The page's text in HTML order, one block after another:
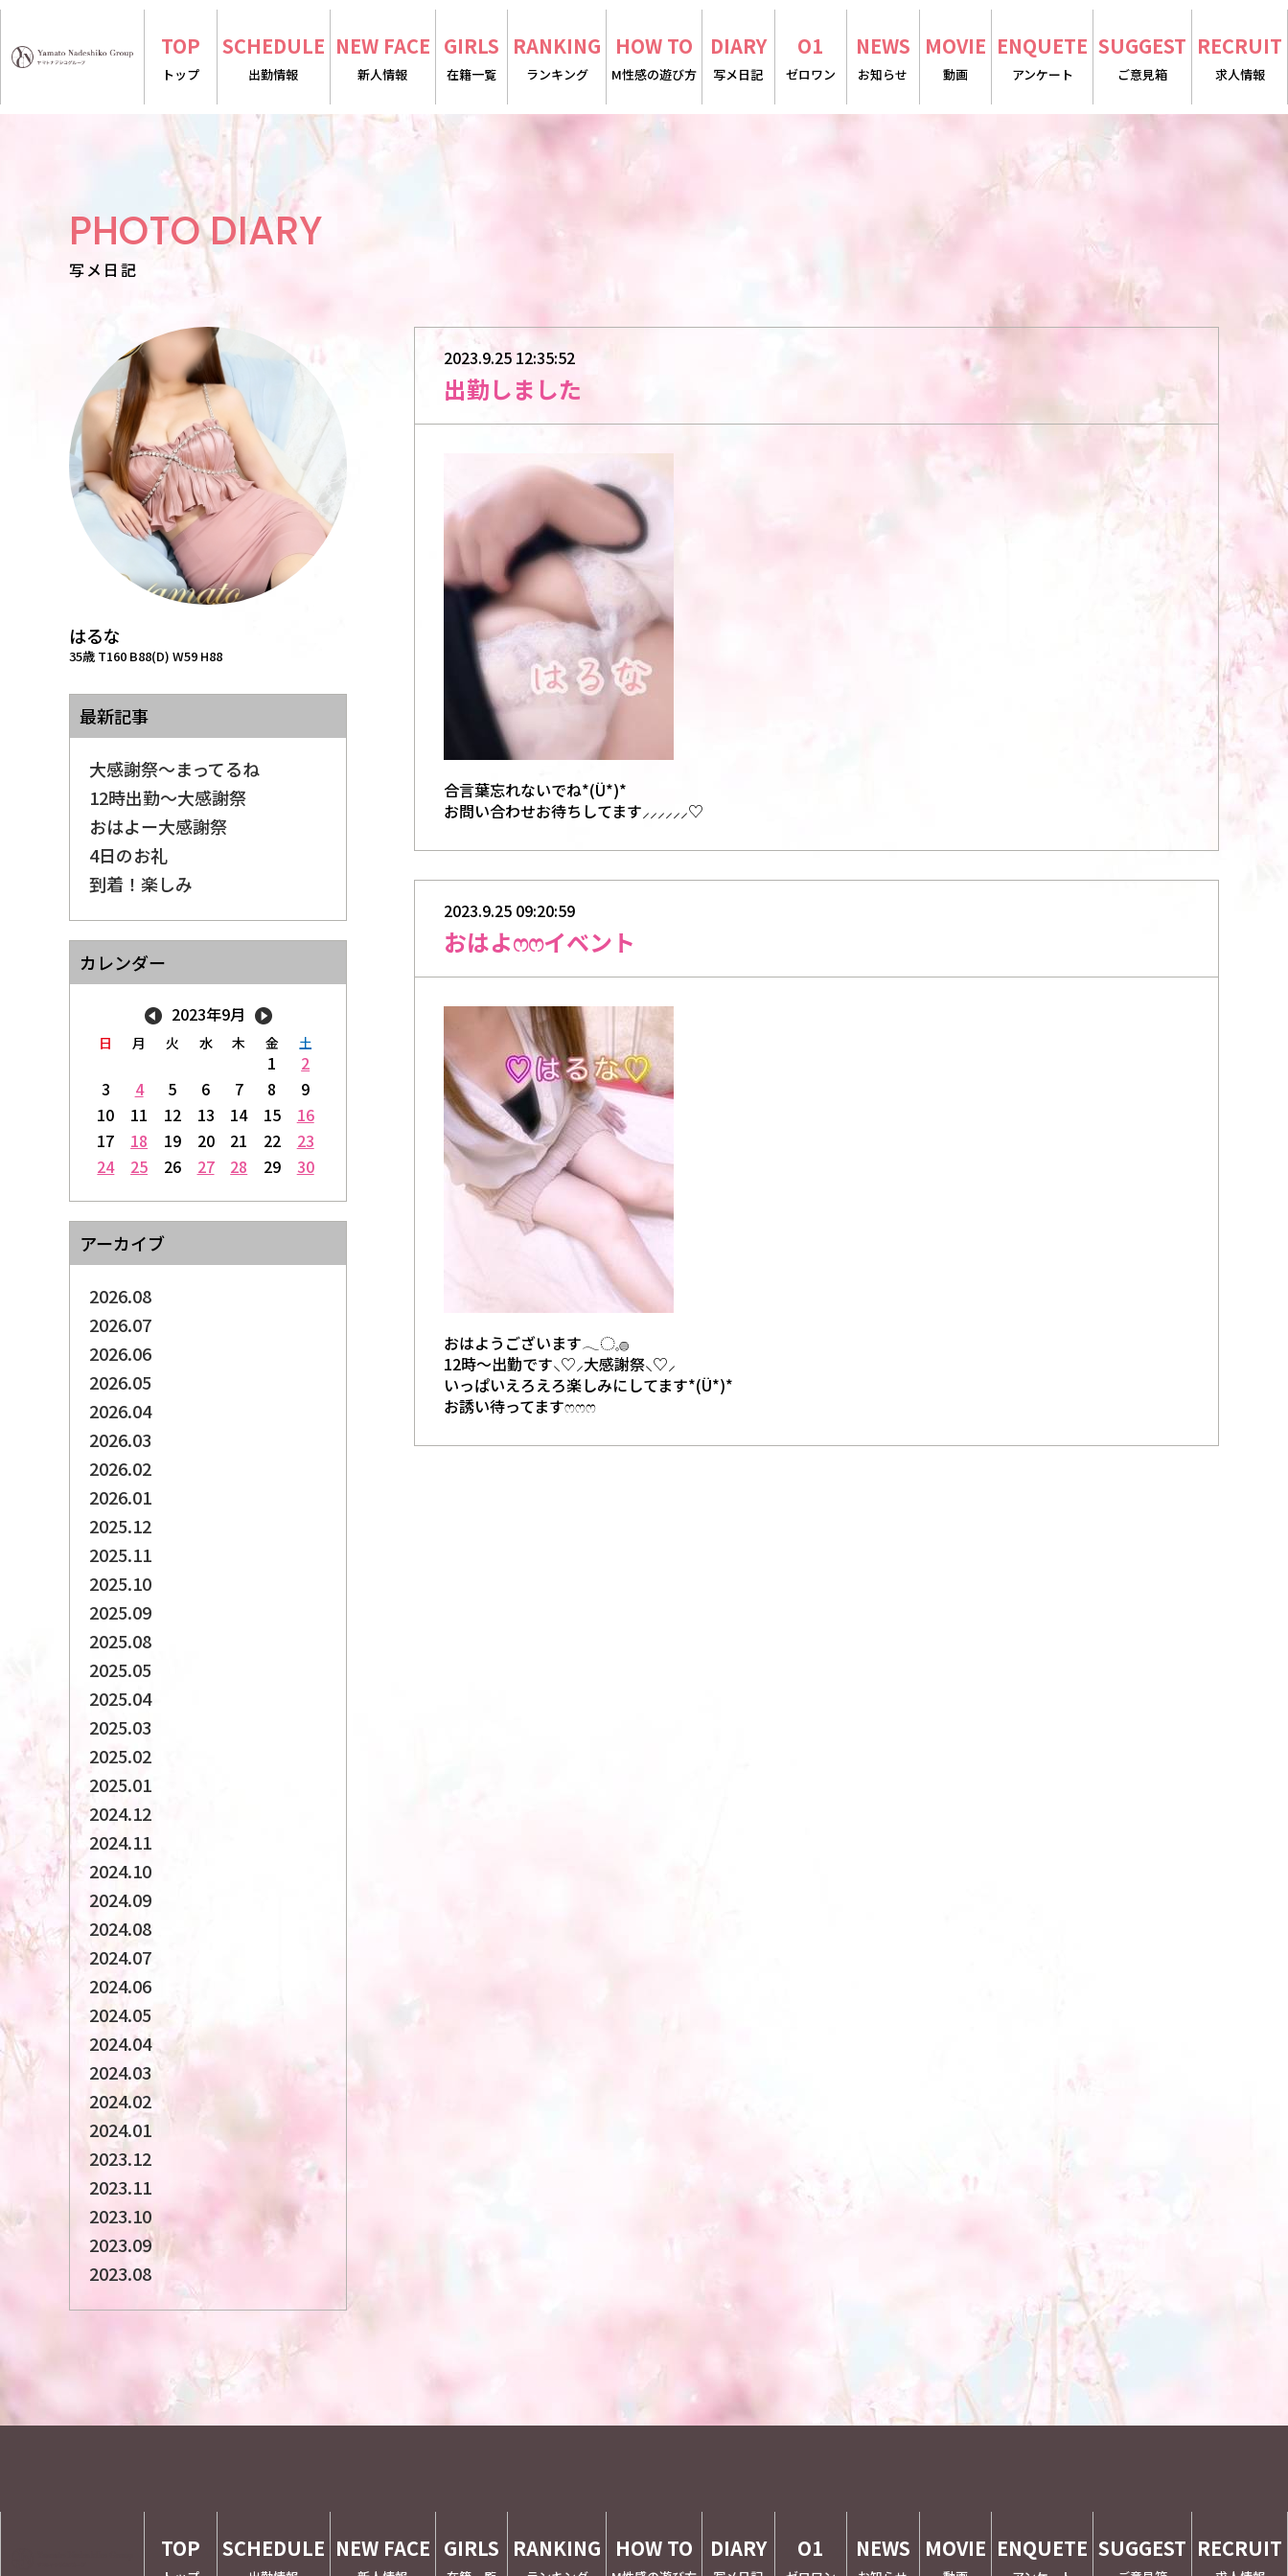
TOP
トップ
SCHEDULE
出勤情報
NEW FACE
新人情報
GIRLS
在籍一覧
RANKING
ランキング
HOW TO
M性感の遊び方
DIARY
写メ日記
O1
ゼロワン
NEWS
お知らせ
MOVIE
動画
ENQUETE
アンケート
SUGGEST
ご意見箱
RECRUIT
求人情報
PHOTO DIARY
写メ日記
はるな
35歳 T160 B88(D) W59 H88
最新記事
大感謝祭～まってるね
12時出勤～大感謝祭
おはよー大感謝祭
4日のお礼
到着！楽しみ
カレンダー
2023年9月
日 月 火 水 木 金 土
1
2
3
4 5 6 7 8
9
10
11 12 13 14 15
16
17
18 19 20 21 22
23
24
25 26 27 28 29 30
アーカイブ
2026.08
2026.07
2026.06
2026.05
2026.04
2026.03
2026.02
2026.01
2025.12
2025.11
2025.10
2025.09
2025.08
2025.05
2025.04
2025.03
2025.02
2025.01
2024.12
2024.11
2024.10
2024.09
2024.08
2024.07
2024.06
2024.05
2024.04
2024.03
2024.02
2024.01
2023.12
2023.11
2023.10
2023.09
2023.08
2023.9.25 12:35:52
出勤しました
合言葉忘れないでね*(Ü*)*
お問い合わせお待ちしてます⸝⸝⸝⸝⸝⸝♡
2023.9.25 09:20:59
おはよෆෆイベント
おはようございます𓂃◌𓈒𓐍
12時～出勤です‪⸜♡⸝‍‬大感謝祭‪⸜♡⸝‍‬
いっぱいえろえろ楽しみにしてます*(Ü*)*
お誘い待ってますෆෆෆ
TOP SCHEDULE NEW FACE GIRLS RANKING HOW TO DIARY O1 NEWS MOVIE ENQUETE SUGGEST RECRUIT